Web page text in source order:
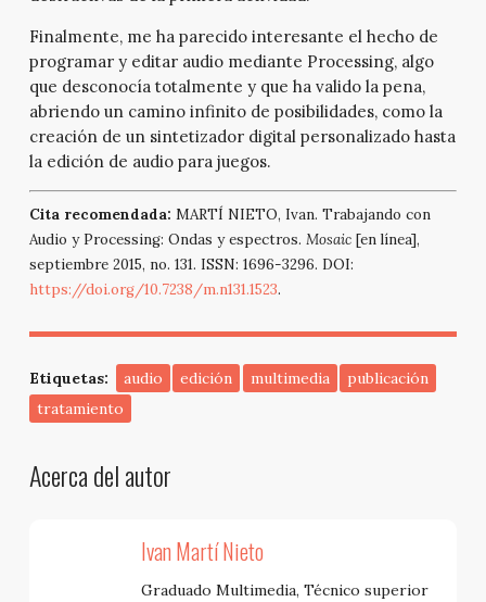
Finalmente, me ha parecido interesante el hecho de
programar y editar audio mediante Processing, algo
que desconocía totalmente y que ha valido la pena,
abriendo un camino infinito de posibilidades, como la
creación de un sintetizador digital personalizado hasta
la edición de audio para juegos.
Cita recomendada: MARTÍ NIETO, Ivan. Trabajando con
Audio y Processing: Ondas y espectros. Mosaic[en línea],
septiembre 2015, no. 131. ISSN: 1696-3296. DOI:
https://doi.org/10.7238/m.n131.1523.
Etiquetas: audio edición multimedia
publicación
tratamiento
Acerca del autor
Ivan Martí Nieto
Graduado Multimedia, Técnico superior